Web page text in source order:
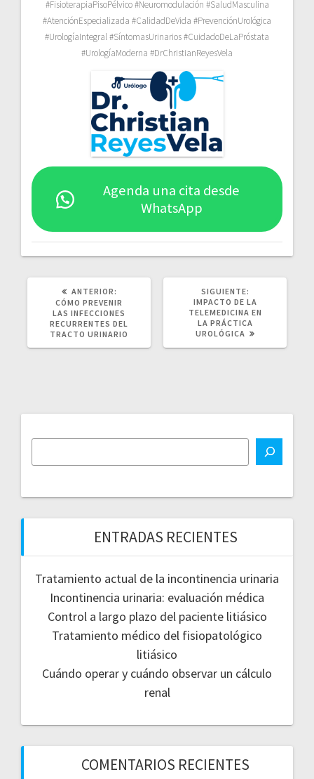
#FisioterapiaPisoPélvico #Neuromodulación #SaludMasculina
#AtenciónEspecializada #CalidadDeVida #PrevenciónUrológica
#UrologíaIntegral #SíntomasUrinarios #CuidadoDeLaPróstata
#UrologíaModerna #DrChristianReyesVela
Agenda una cita desde
WhatsApp
ANTERIOR:
ANTERIOR:
CÓMO PREVENIR
LAS INFECCIONES
RECURRENTES DEL
TRACTO URINARIO
SIGUIENTE:
POST:
IMPACTO DE LA
TELEMEDICINA EN
LA PRÁCTICA
UROLÓGICA
ENTRADAS RECIENTES
Tratamiento actual de la incontinencia urinaria
Incontinencia urinaria: evaluación médica
Control a largo plazo del paciente litiásico
Tratamiento médico del fisiopatológico
litiásico
Cuándo operar y cuándo observar un cálculo
renal
COMENTARIOS RECIENTES